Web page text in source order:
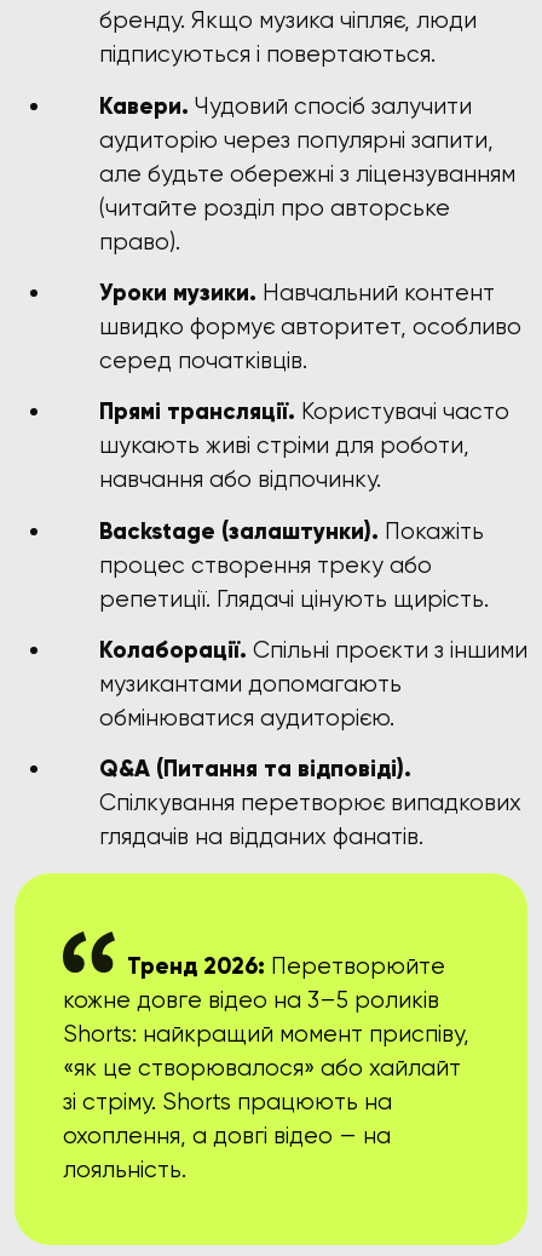
бренду. Якщо музика чіпляє, люди
підписуються і повертаються.
Кавери. Чудовий спосіб залучити
аудиторію через популярні запити,
але будьте обережні з ліцензуванням
(читайте розділ про авторське
право).
Уроки музики. Навчальний контент
швидко формує авторитет, особливо
серед початківців.
Прямі трансляції. Користувачі часто
шукають живі стріми для роботи,
навчання або відпочинку.
Backstage (залаштунки). Покажіть
процес створення треку або
репетиції. Глядачі цінують щирість.
Колаборації. Спільні проєкти з іншими
музикантами допомагають
обмінюватися аудиторією.
Q&A (Питання та відповіді).
Спілкування перетворює випадкових
глядачів на відданих фанатів.
Тренд 2026: Перетворюйте
кожне довге відео на 3–5 роликів
Shorts: найкращий момент приспіву,
«як це створювалося» або хайлайт
зі стріму. Shorts працюють на
охоплення, а довгі відео — на
лояльність.